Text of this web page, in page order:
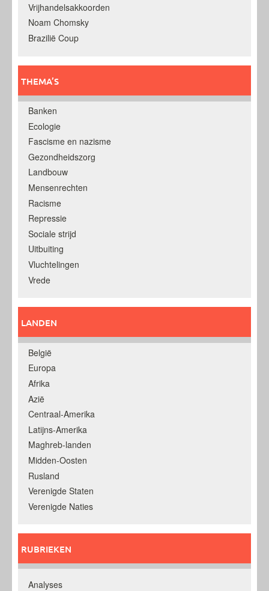
Vrijhandelsakkoorden
Noam Chomsky
Brazilië Coup
THEMA’S
Banken
Ecologie
Fascisme en nazisme
Gezondheidszorg
Landbouw
Mensenrechten
Racisme
Repressie
Sociale strijd
Uitbuiting
Vluchtelingen
Vrede
LANDEN
België
Europa
Afrika
Azië
Centraal-Amerika
Latijns-Amerika
Maghreb-landen
Midden-Oosten
Rusland
Verenigde Staten
Verenigde Naties
RUBRIEKEN
Analyses